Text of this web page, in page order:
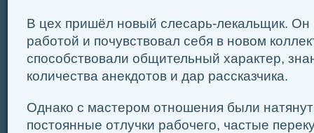
В цех пришёл новый слесарь-лекальщик. Он
работой и почувствовал себя в новом
способствовали общительный характер,
количества анекдотов и дар рассказчика.
Однако с мастером отношения были
постоянные отлучки рабочего, частые